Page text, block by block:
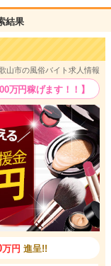
結果
山市の風俗バイト求人情報
万円稼げます！！】
万円 進呈!!